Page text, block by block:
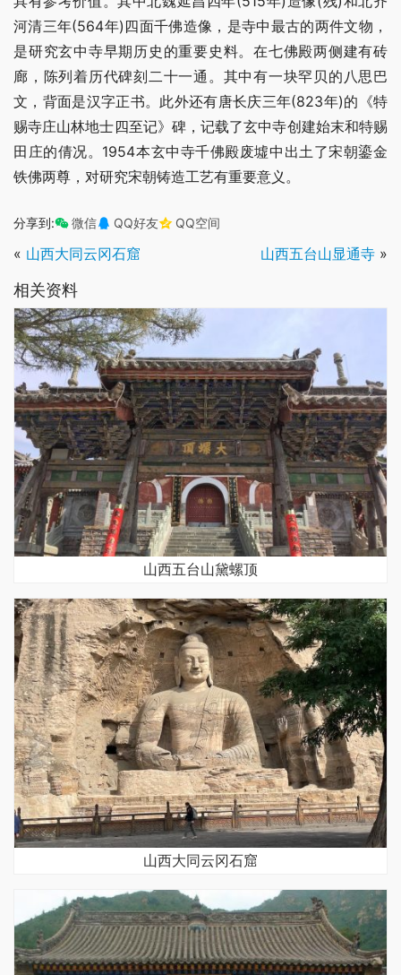
河清三年(564年)四面千佛造像，是寺中最古的两件文物，
是研究玄中寺早期历史的重要史料。在七佛殿两侧建有砖
廊，陈列着历代碑刻二十一通。其中有一块罕贝的八思巴
文，背面是汉字正书。此外还有唐长庆三年(823年)的《特
赐寺庄山林地士四至记》碑，记载了玄中寺创建始末和特赐
田庄的倩况。1954本玄中寺千佛殿废墟中出土了宋朝鎏金
铁佛两尊，对研究宋朝铸造工艺有重要意义。
分享到: 微信 QQ好友 QQ空间
« 山西大同云冈石窟 山西五台山显通寺 »
相关资料
山西五台山黛螺顶
山西大同云冈石窟